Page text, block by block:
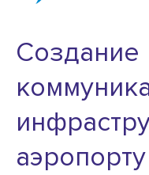
Создание